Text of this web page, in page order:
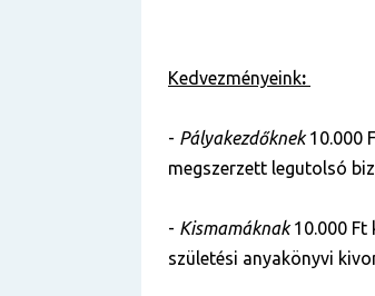
Kedvezményeink:
- Pályakezdőknek10.000
megszerzett legutolsó
- Kismamáknak10.000 Ft
születési anyakönyvi